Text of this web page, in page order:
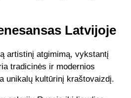
Latvijoje
artistinį atgimimą, vykstantį
tradicinės ir modernios
unikalų kultūrinį kraštovaizdį.